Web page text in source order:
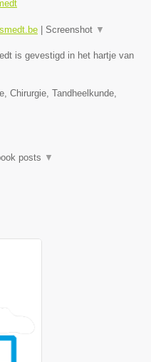
| Screenshot ▼
is gevestigd in het hartje van
Chirurgie, Tandheelkunde,
posts ▼